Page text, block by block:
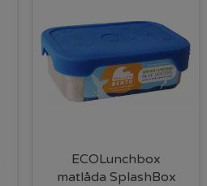
ECOLunchbox
matlåda SplashBox